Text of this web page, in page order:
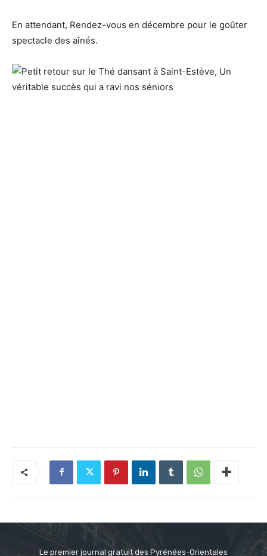
En attendant, Rendez-vous en décembre pour le goûter
spectacle des aînés.
Le premier journal gratuit des Pyrénées-Orientales